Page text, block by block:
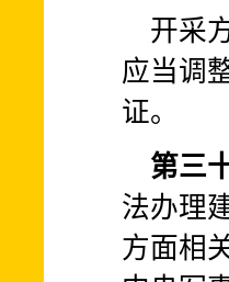
开采
应当调
证。
第三
法办理
方面相